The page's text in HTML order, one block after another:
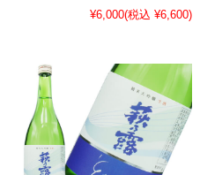
¥6,000(税込 ¥6,600)